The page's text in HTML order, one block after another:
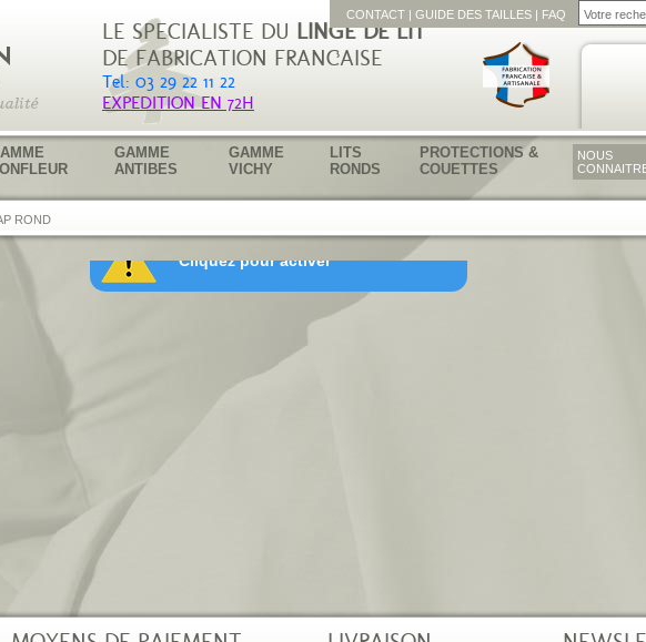
LE SPECIALISTE DU LINGE DE LIT
DE FABRICATION FRANÇAISE
Tél: 03 29 22 11 22
EXPEDITION EN 72H
CONTACT | GUIDE DES TAILLES | FAQ
GAMME
ANTIBES
GAMME
VICHY
LITS
RONDS
PROTECTIONS &
COUETTES
NOUS
ROND